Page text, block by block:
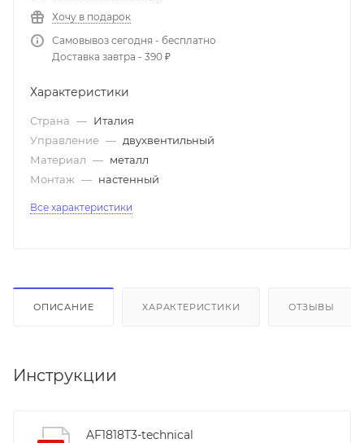
Хочу в подарок
Самовывоз сегодня - бесплатно
Доставка завтра - 390 ₽
Характеристики
Страна — Италия
Управление — двухвентильный
Материал — металл
Монтаж — настенный
Все характеристики
ОПИСАНИЕ ХАРАКТЕРИСТИКИ ОТЗЫВЫ
Инструкции
AF1818T3-technical